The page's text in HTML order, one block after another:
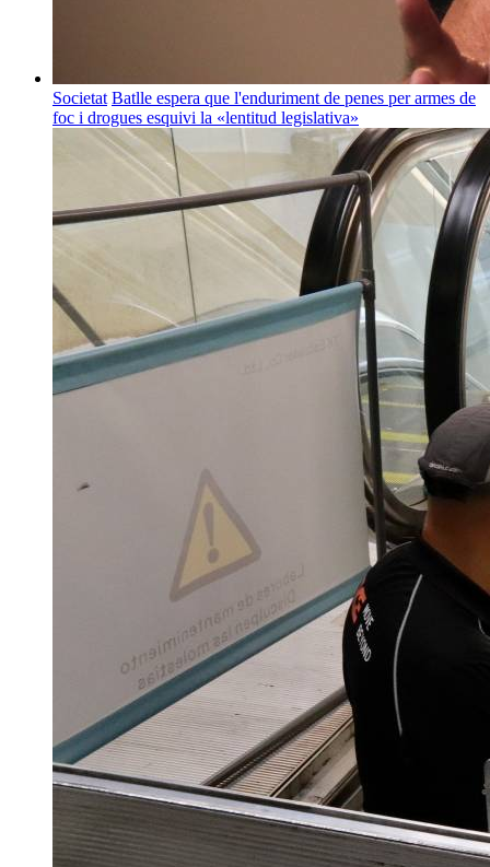
Societat Batlle espera que l'enduriment de penes per armes de
foc i drogues esquivi la «lentitud legislativa»